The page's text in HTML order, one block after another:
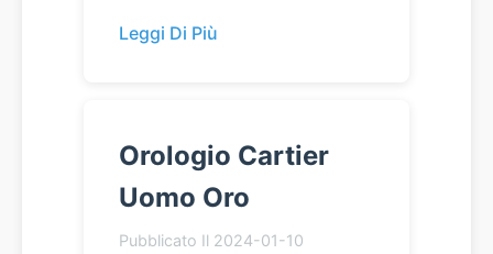
Leggi Di Più
Orologio Cartier
Uomo Oro
Pubblicato Il 2024-01-10